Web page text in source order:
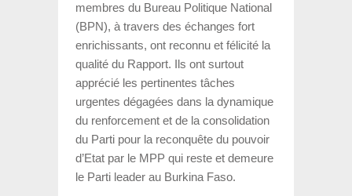
membres du Bureau Politique National
(BPN), à travers des échanges fort
enrichissants, ont reconnu et félicité la
qualité du Rapport. Ils ont surtout
apprécié les pertinentes tâches
urgentes dégagées dans la dynamique
du renforcement et de la consolidation
du Parti pour la reconquête du pouvoir
d’Etat par le MPP qui reste et demeure
le Parti leader au Burkina Faso.